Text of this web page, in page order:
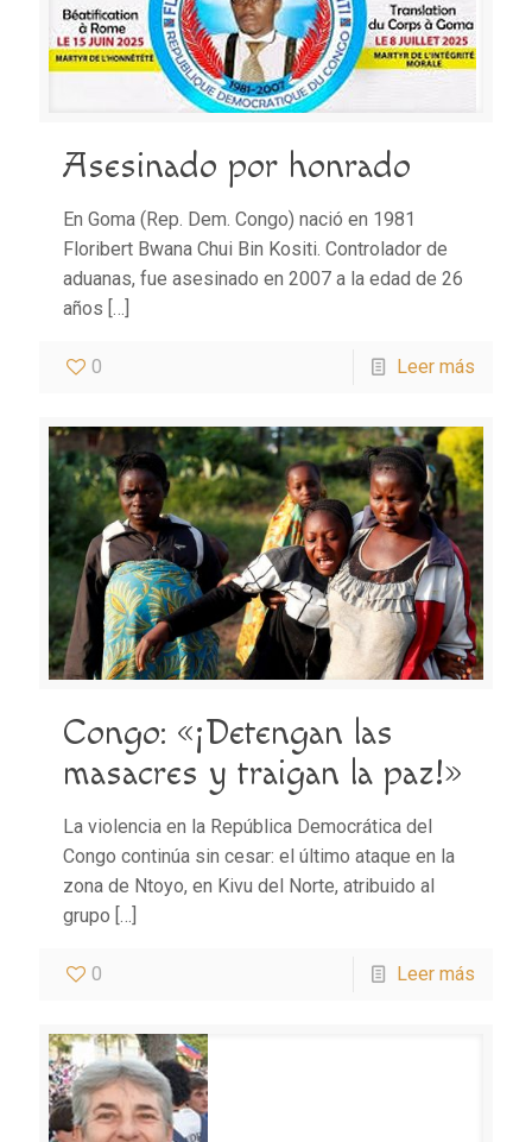
Asesinado por honrado
En Goma (Rep. Dem. Congo) nació en 1981
Floribert Bwana Chui Bin Kositi. Controlador de
aduanas, fue asesinado en 2007 a la edad de 26
años […]
0 Leer más
Congo: «¡Detengan las
masacres y traigan la paz!»
La violencia en la República Democrática del
Congo continúa sin cesar: el último ataque en la
zona de Ntoyo, en Kivu del Norte, atribuido al
grupo […]
0 Leer más